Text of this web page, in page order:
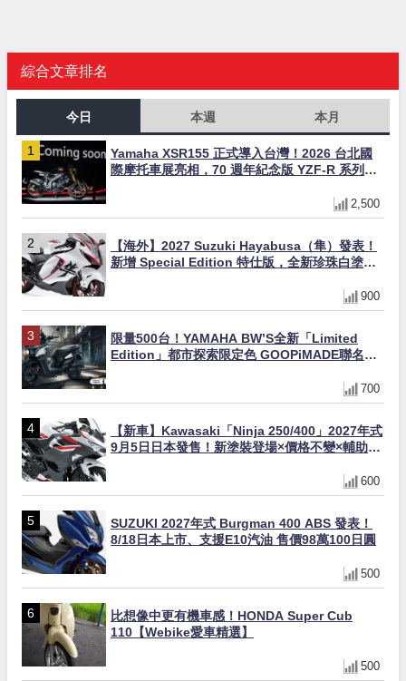
綜合文章排名
今日 本週 本月
Yamaha XSR155 正式導入台灣！2026 台北國
際摩托車展亮相，70 週年紀念版 YZF-R 系列限
2,500
【海外】2027 Suzuki Hayabusa（隼）發表！
新增 Special Edition 特仕版，全新珍珠白塗裝
900
限量500台！YAMAHA BW’S全新「Limited
Edition」都市探索限定色 GOOPiMADE聯名包
700
【新車】Kawasaki「Ninja 250/400」2027年式
9月5日日本發售！新塗裝登場×價格不變×輔助滑
600
SUZUKI 2027年式 Burgman 400 ABS 發表！
8/18日本上市、支援E10汽油 售價98萬100日圓
500
比想像中更有機車感！HONDA Super Cub
110【Webike愛車精選】
500